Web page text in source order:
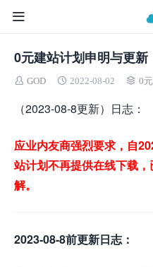
0元建站计划申明与更新
GOD 2022-08-02 0
（2023-08-8更新）日志：
应业内友商强烈要求，自
站计划不再提供在线下载
解。
2023-08-8前更新日志：